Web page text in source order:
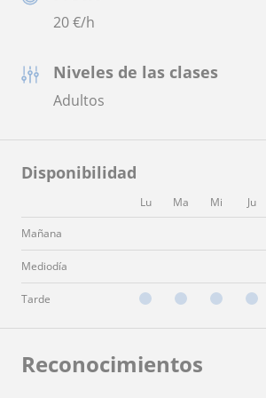
20€/h
Niveles de las clases
Adultos
Disponibilidad
Lu Ma Mi Ju
Mañana
Mediodía
Tarde
Reconocimientos